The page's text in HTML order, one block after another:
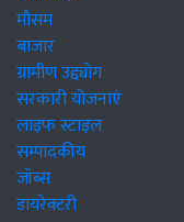
मौसम
बाजार
ग्रामीण उद्द्योग
सरकारी योजनाएं
लाइफ स्टाइल
सम्पादकीय
जॉब्स
डायरेक्टरी